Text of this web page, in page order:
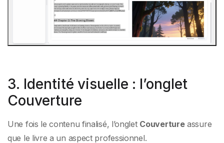
3. Identité visuelle : l’onglet
Couverture
Une fois le contenu finalisé, l’onglet Couvertureassure
que le livre a un aspect professionnel.